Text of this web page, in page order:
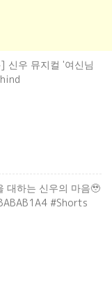
신우 뮤지컬 '여신님
대하는 신우의 마음🥹
#Shorts